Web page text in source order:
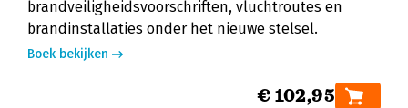
brandveiligheidsvoorschriften, vluchtroutes en
brandinstallaties onder het nieuwe stelsel.
Boek bekijken
€ 102,95